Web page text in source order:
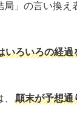
局」の言い換え
いろいろの経
顛末が予想通